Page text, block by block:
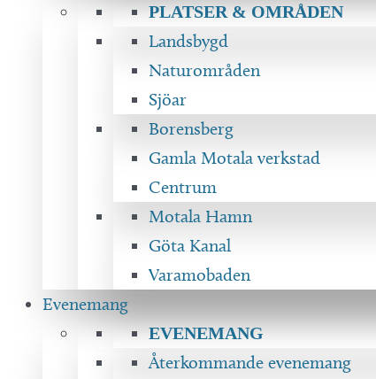
PLATSER & OMRÅDEN
Landsbygd
Naturområden
Sjöar
Borensberg
Gamla Motala verkstad
Centrum
Motala Hamn
Göta Kanal
Varamobaden
Evenemang
EVENEMANG
Återkommande evenemang